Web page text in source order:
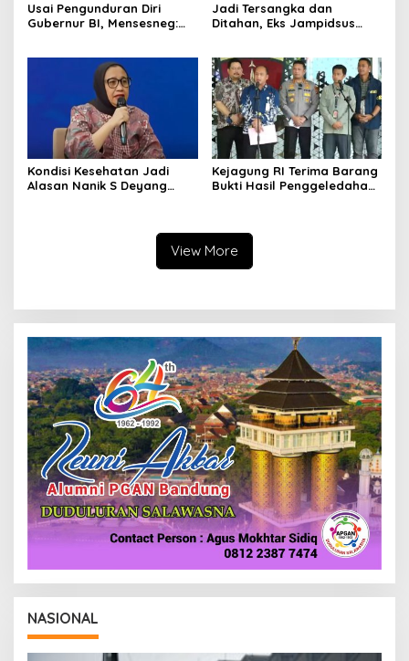
Usai Pengunduran Diri
Gubernur BI, Mensesneg:
Jadi Tersangka dan
Ditahan, Eks Jampidsus
Kondisi Kesehatan Jadi
Alasan Nanik S Deyang
Kejagung RI Terima Barang
Bukti Hasil Penggeledahan
View More
NASIONAL